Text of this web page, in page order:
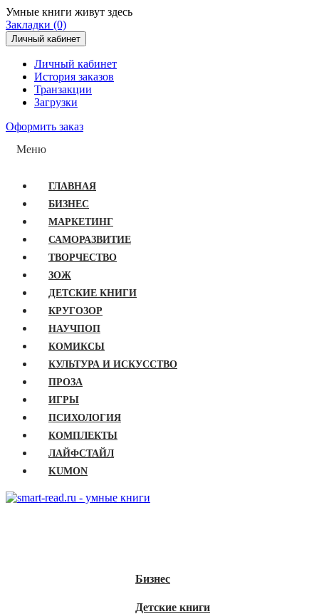
Умные книги живут здесь
Закладки (0)
Личный кабинет
Личный кабинет
История заказов
Транзакции
Загрузки
Оформить заказ
Меню
ГЛАВНАЯ
БИЗНЕС
МАРКЕТИНГ
САМОРАЗВИТИЕ
ТВОРЧЕСТВО
ЗОЖ
ДЕТСКИЕ КНИГИ
КРУГОЗОР
НАУЧПОП
КОМИКСЫ
КУЛЬТУРА И ИСКУССТВО
ПРОЗА
ИГРЫ
ПСИХОЛОГИЯ
КОМПЛЕКТЫ
ЛАЙФСТАЙЛ
KUMON
Бизнес
Детские книги